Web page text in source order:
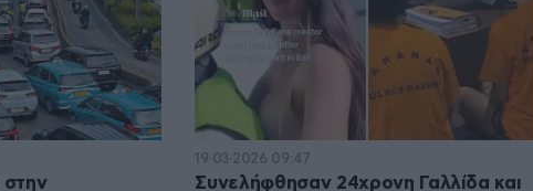
στην
19·03·2026 09:47
Συνελήφθησαν 24χρονη Γαλλίδα και